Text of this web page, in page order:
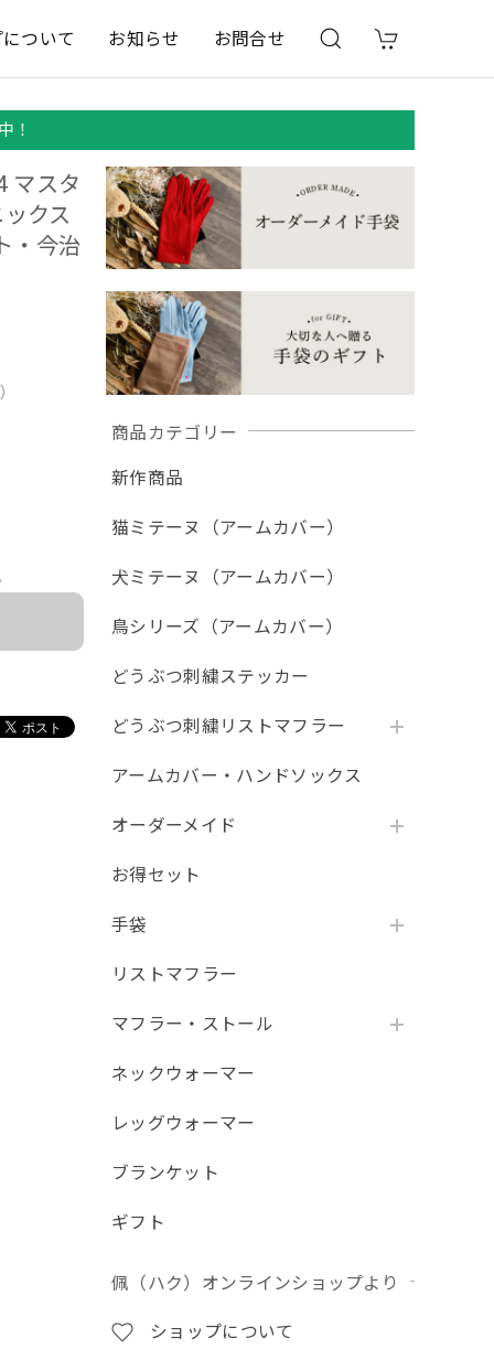
ついて お知らせ お問合せ
！
商品カテゴリー
新作商品
猫ミテーヌ（アームカバー）
犬ミテーヌ（アームカバー）
鳥シリーズ（アームカバー）
どうぶつ刺繍ステッカー
どうぶつ刺繍リストマフラー
アームカバー・ハンドソックス
オーダーメイド
お得セット
手袋
リストマフラー
マフラー・ストール
ネックウォーマー
レッグウォーマー
ブランケット
ギフト
佩（ハク）オンラインショップより
ショップについて
マスタ
クス
・今治